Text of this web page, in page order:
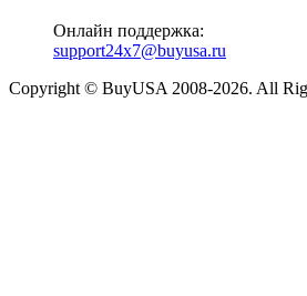
Онлайн поддержка:
support24x7@buyusa.ru
Copyright © BuyUSA 2008-2026. All